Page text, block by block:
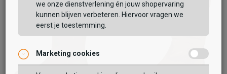
VERDER WINKELEN
we onze dienstverlening én jouw shopervaring
kunnen blijven verbeteren. Hiervoor vragen we
eerst je toestemming.
Marketing cookies